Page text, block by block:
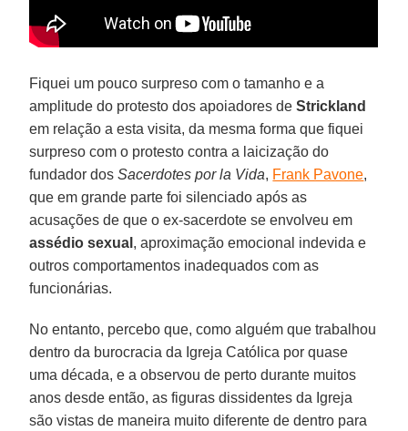
Fiquei um pouco surpreso com o tamanho e a
amplitude do protesto dos apoiadores deStrickland
em relação a esta visita, da mesma forma que fiquei
surpreso com o protesto contra a laicização do
fundador dosSacerdotes por la Vida, Frank Pavone,
que em grande parte foi silenciado após as
acusações de que o ex-sacerdote se envolveu em
assédio sexual , aproximação emocional indevida e
outros comportamentos inadequados com as
funcionárias.
No entanto, percebo que, como alguém que trabalhou
dentro da burocracia da Igreja Católica por quase
uma década, e a observou de perto durante muitos
anos desde então, as figuras dissidentes da Igreja
são vistas de maneira muito diferente de dentro para